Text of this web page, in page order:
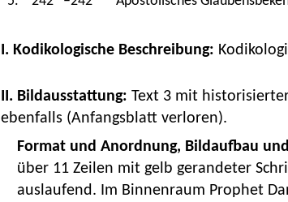
I. Kodikologische Beschreibung:
II. Bildausstattung: Text 3 mit
ebenfalls (Anfangsblatt verloren).
Format und Anordnung, Bildaufbau
über 11 Zeilen mit gelb gerandeter
auslaufend. Im Binnenraum Prophet